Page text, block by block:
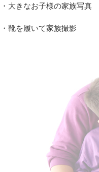
・大きなお子様の家族写真
・靴を履いて家族撮影